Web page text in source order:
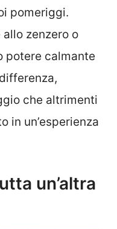
pomeriggi.
zenzero o
potere calmante
che altrimenti
in un’esperienza
un’altra